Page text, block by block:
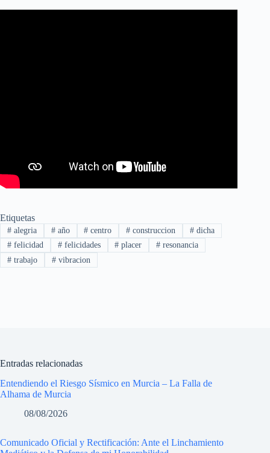
Etiquetas
#alegria #año # centro # construccion # dicha
#felicidad #felicidades # placer # resonancia
#trabajo #vibracion
Entradas relacionadas
Entendiendo el Riesgo Sísmico en Murcia – La Falla de
Alhama de Murcia
08/08/2026
Comunicado Oficial y Rectificación: Ante el Linchamiento